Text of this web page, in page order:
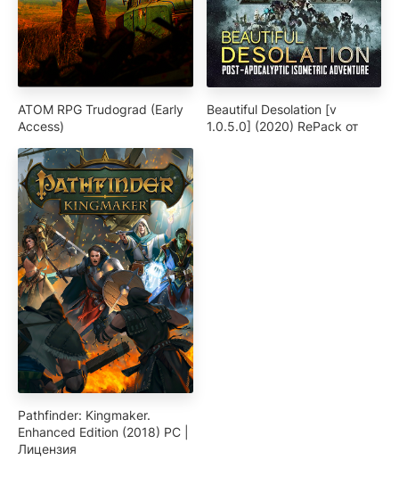
ATOM RPG Trudograd (Early
Access)
Beautiful Desolation [v
1.0.5.0] (2020) RePack от
Pathfinder: Kingmaker.
Enhanced Edition (2018) PC |
Лицензия